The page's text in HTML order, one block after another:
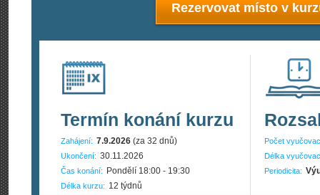
Rezervovat místo v
Termín konání kurzu
Zahájení: 7.9.2026 (za 32 dnů)
Ukončení: 30.11.2026
Čas konání: Pondělí 18:00 - 19:30
Délka kurzu: 12 týdnů
Počet
Délka
Periodicita: